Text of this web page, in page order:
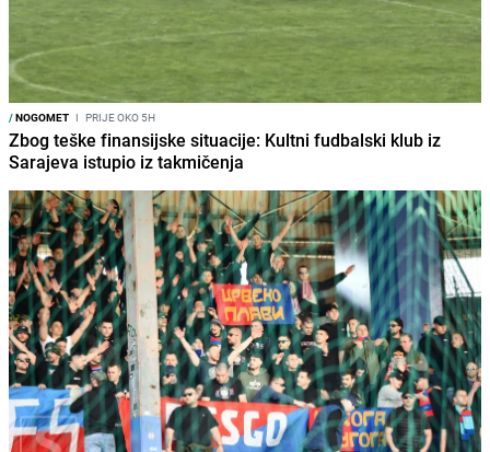
/NOGOMET I PRIJE OKO 5H
Zbog teške finansijske situacije: Kultni fudbalski klub iz
Sarajeva istupio iz takmičenja